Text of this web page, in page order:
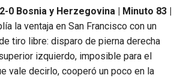
0 Bosnia y Herzegovina | Minuto 83 |
la ventaja en San Francisco con un
tiro libre: disparo de pierna derecha
izquierdo, imposible para el
vale decirlo, cooperó un poco en la